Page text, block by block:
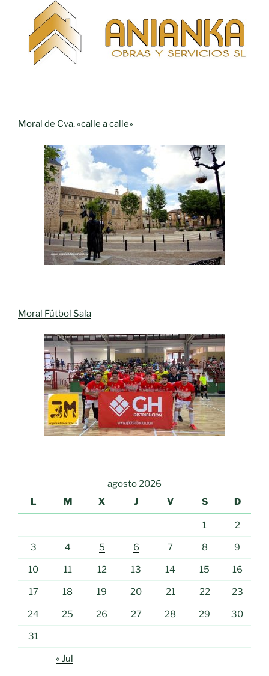
Moral de Cva. «calle a calle»
Moral Fútbol Sala
agosto 2026
L
M X J V S D
1 2
3 4 5 6 7 8 9
10 11 12 13 14 15 16
17 18 19 20 21 22 23
24 25 26 27 28 29 30
31
« Jul